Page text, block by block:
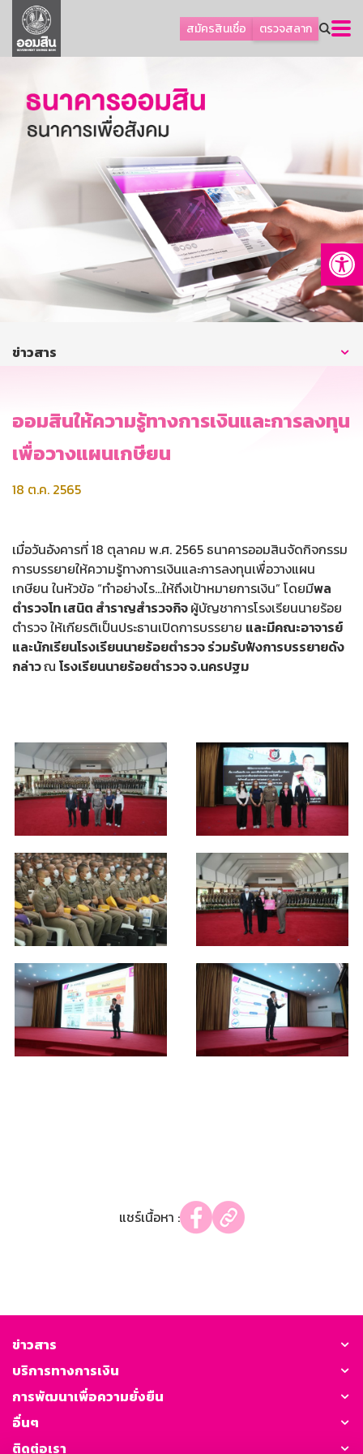
สมัครสินเชื่อ ตรวจสลาก
ลูกค้าธุรกิจ
ลูกค้าผู้ประกอบรายย่อย
ออมเพื่อสุข
เกี่ยวกับธนาคาร
การพัฒนาที่ยั่งยืน
บริการทางการเงิน
ติดต่อเรา
บริการออนไลน์
ข่าวสาร
ออมสินให้ความรู้ทางการเงินและการลงทุน
เพื่อวางแผนเกษียน
18 ต.ค. 2565
เมื่อวันอังคารที่ 18 ตุลาคม พ.ศ. 2565 ธนาคารออมสินจัดกิจกรรม
การบรรยายให้ความรู้ทางการเงินและการลงทุนเพื่อวางแผน
เกษียน ในหัวข้อ “ทำอย่างไร…ให้ถึงเป้าหมายการเงิน” โดยมีพล
ตำรวจโท เสนิต สำราญสำรวจกิจผู้บัญชาการโรงเรียนนายร้อย
ตำรวจ ให้เกียรติเป็นประธานเปิดการบรรยาย และมีคณะอาจารย์
และนักเรียนโรงเรียนนายร้อยตำรวจ ร่วมรับฟังการบรรยายดัง
กล่าวณ โรงเรียนนายร้อยตำรวจ จ.นครปฐม
แชร์เนื้อหา :
ข่าวสาร
บริการทางการเงิน
การพัฒนาเพื่อความยั่งยืน
อื่นๆ
ติดต่อเรา